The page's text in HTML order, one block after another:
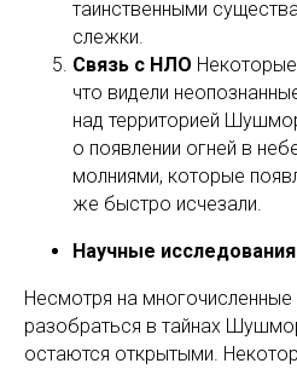
таинственными
слежки.
Связь с НЛО
что видели
над территорией
о появлении огней в
молниями, которые
же быстро исчезали.
Научные исследования
Несмотря на многочисленные
разобраться в тайнах
остаются открытыми.